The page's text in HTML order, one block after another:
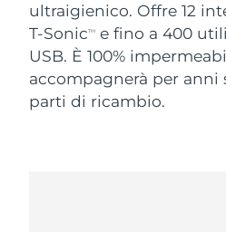
ultraigienico. Offre 12
T-SonicTM
e fino a 400
USB. È 100%
accompagnerà per anni
parti di ricambio.